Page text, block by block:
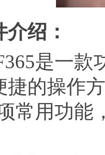
绍：
是一款
捷的操作
常用功